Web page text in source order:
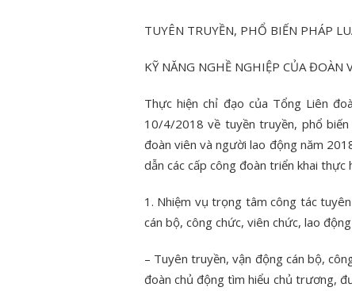
TUYÊN TRUYỀN, PHỔ BIẾN PHÁP
KỸ NĂNG NGHỀ NGHIỆP CỦA ĐOÀN
Thực hiện chỉ đạo của Tổng Liên
10/4/2018 về tuyền truyền, phổ
đoàn viên và người lao động năm
dẫn các cấp công đoàn triển khai thực
1. Nhiệm vụ trọng tâm công tác
cán bộ, công chức, viên chức, lao động
– Tuyên truyền, vận động cán bộ,
đoàn chủ động tìm hiểu chủ trương,
ĐOÀN VIÊN, SINH VIÊN CTUT
DỌN DẸP, VỆ SINH KHUÔN VIÊN
CƠ QUAN THÀNH ĐOÀN
ĐOÀN
THƠ
“TRẠM